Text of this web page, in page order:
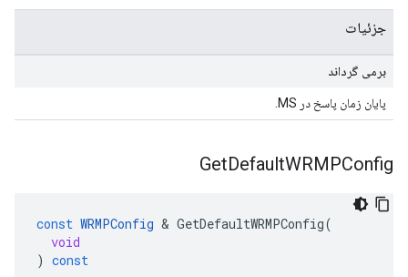
جزئیات
برمی گرداند
پایان زمان پاسخ در MS.
GetDefaultWRMPConfig
const WRMPConfig & GetDefaultWRMPConfig(
void
) const